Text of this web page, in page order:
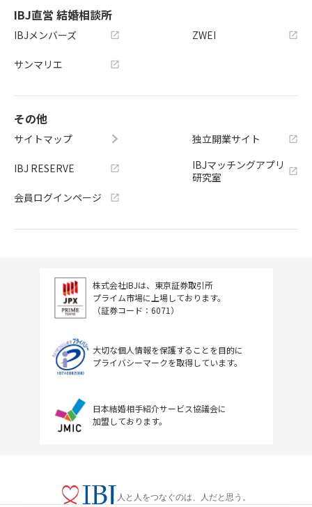
IBJ直営 結婚相談所
IBJメンバーズ
サンマリエ
ZWEI
その他
サイトマップ
IBJ RESERVE
会員ログインページ
独立開業サイト
IBJマッチングアプリ
研究室
株式会社IBJは、東京証券取引所
プライム市場に上場しております。
（証券コード：6071）
大切な個人情報を保護することを目的に
プライバシーマークを取得しています。
日本結婚相手紹介サービス協議会に
加盟しております。
人と人をつなぐのは、人だと思う。